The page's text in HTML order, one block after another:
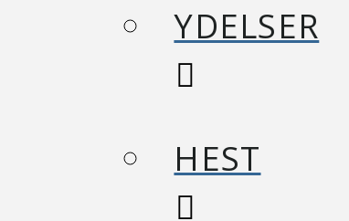
YDELSER
HEST